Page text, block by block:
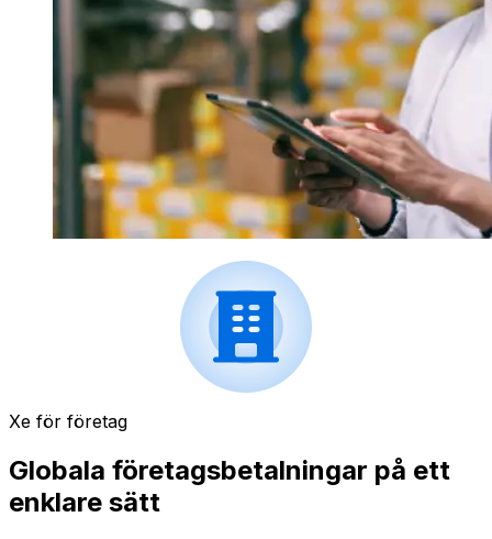
Xe för företag
Globala företagsbetalningar på ett
enklare sätt